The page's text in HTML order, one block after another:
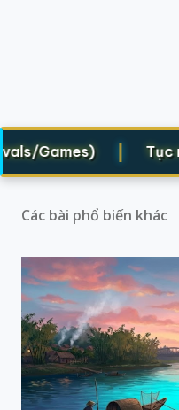
Games) | Tục
Các bài phổ biến khác